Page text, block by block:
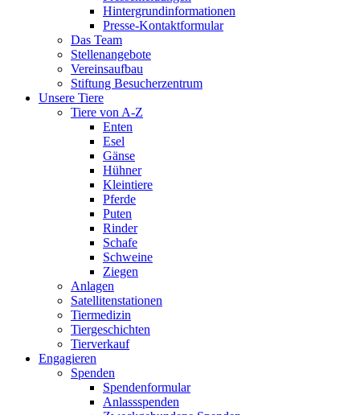
Hintergrundinformationen
Presse-Kontaktformular
Das Team
Stellenangebote
Vereinsaufbau
Stiftung Besucherzentrum
Unsere Tiere
Tiere von A-Z
Enten
Esel
Gänse
Hühner
Kleintiere
Pferde
Puten
Rinder
Schafe
Schweine
Ziegen
Anlagen
Satellitenstationen
Tiermedizin
Tiergeschichten
Tierverkauf
Engagieren
Spenden
Spendenformular
Anlassspenden